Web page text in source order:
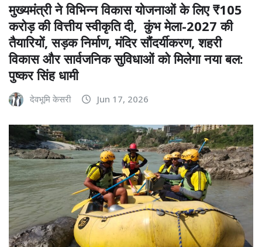
मुख्यमंत्री ने विभिन्न विकास योजनाओं के लिए ₹105
करोड़ की वित्तीय स्वीकृति दी, कुंभ मेला-2027 की
तैयारियों, सड़क निर्माण, मंदिर सौंदर्यीकरण, शहरी
विकास और सार्वजनिक सुविधाओं को मिलेगा नया बल:
पुष्कर सिंह धामी
देवभूमि केसरी Jun 17, 2026